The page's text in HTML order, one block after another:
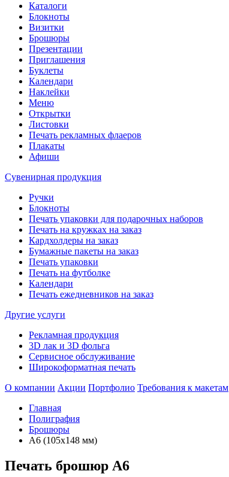
Каталоги
Блокноты
Визитки
Брошюры
Презентации
Приглашения
Буклеты
Календари
Наклейки
Меню
Открытки
Листовки
Печать рекламных флаеров
Плакаты
Афиши
Сувенирная продукция
Ручки
Блокноты
Печать упаковки для подарочных наборов
Печать на кружках на заказ
Кардхолдеры на заказ
Бумажные пакеты на заказ
Печать упаковки
Печать на футболке
Календари
Печать ежедневников на заказ
Другие услуги
Рекламная продукция
3D лак и 3D фольга
Сервисное обслуживание
Широкоформатная печать
О компании Акции Портфолио Требования к макетам
Главная
Полиграфия
Брошюры
А6 (105х148 мм)
Печать брошюр А6